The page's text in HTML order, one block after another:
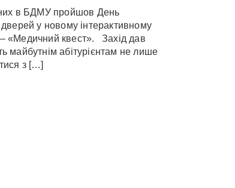
в БДМУ пройшов День
дверей у новому інтерактивному
«Медичний квест». Захід дав
майбутнім абітурієнтам не лише
з […]